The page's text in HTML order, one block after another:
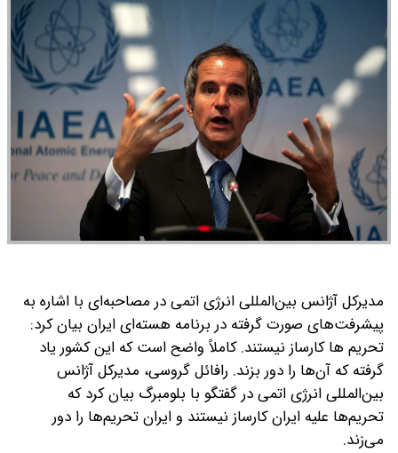
مدیرکل آژانس بین‌المللی انرژی اتمی در مصاحبه‌ای با اشاره به
پیشرفت‌های صورت گرفته در برنامه‌ هسته‌ای ایران بیان کرد:
تحریم ها کارساز نیستند. کاملاً واضح است که این کشور یاد
گرفته که آن‌ها را دور بزند. رافائل گروسی، مدیرکل آژانس
بین‌المللی انرژی اتمی در گفتگو با بلومبرگ بیان کرد که
تحریم‌ها علیه ایران کارساز نیستند و ایران تحریم‌ها را دور
می‌زند.